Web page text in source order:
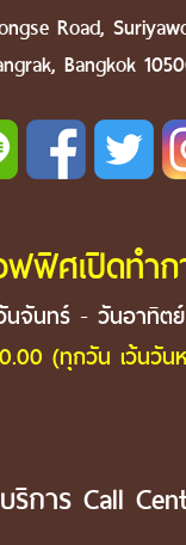
Road,
Bangkok
ฟิศเปิดทำก
นจันทร์ - วันอาทิตย์
(ทุกวัน เว้นวั
บริการ Call